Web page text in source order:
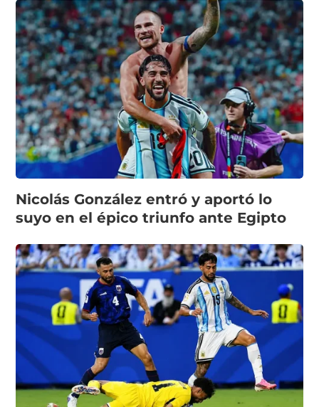
Nicolás González entró y aportó lo
suyo en el épico triunfo ante Egipto